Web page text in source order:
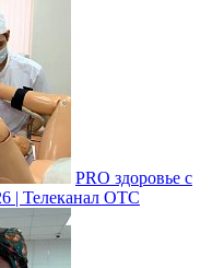
PRO здоровье с
| Телеканал ОТС